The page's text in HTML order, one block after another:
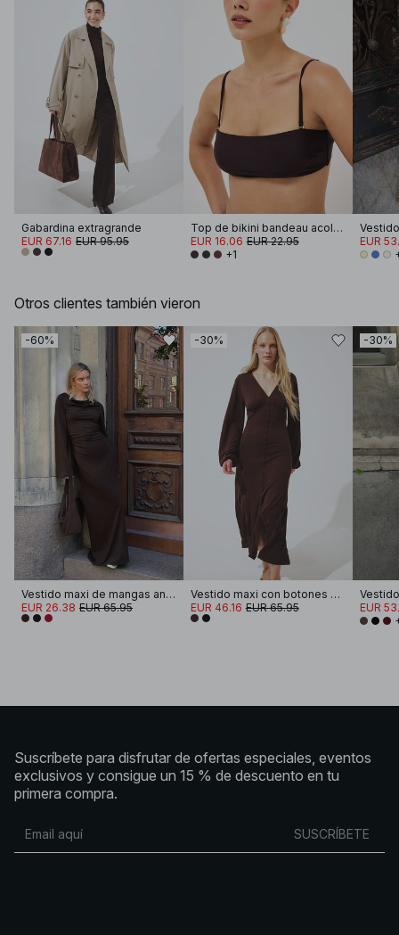
Gabardina extragrande
EUR 67.16 EUR 95.95
Top de bikini bandeau acolchado
EUR 16.06 EUR 22.95
+1
EUR
Otros clientes también vieron
-60%
Vestido maxi de mangas anchas y espalda abierta
EUR 26.38 EUR 65.95
-30%
Vestido maxi con botones y mangas abullonadas
EUR 46.16 EUR 65.95
-30%
EUR
Suscríbete para disfrutar de ofertas especiales, eventos
exclusivos y consigue un 15 % de descuento en tu
primera compra.
SUSCRÍBETE